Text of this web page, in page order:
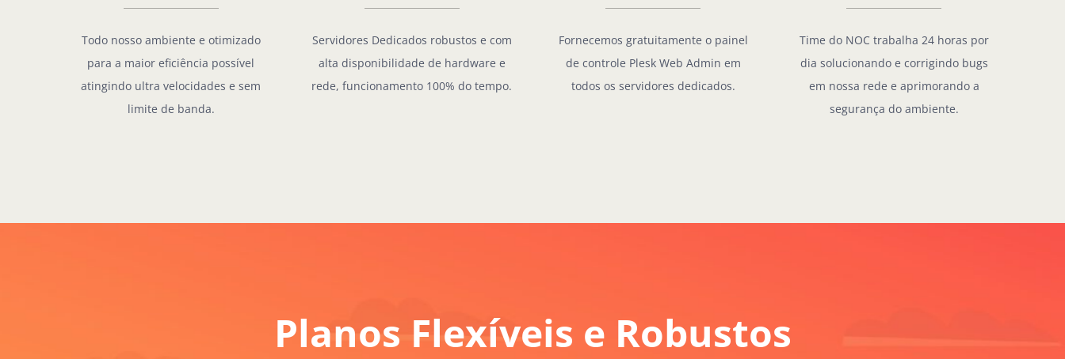
Todo nosso ambiente e otimizado
para a maior eficiência possível
atingindo ultra velocidades e sem
limite de banda.
Servidores Dedicados robustos e com
alta disponibilidade de hardware e
rede, funcionamento 100% do tempo.
Fornecemos gratuitamente o painel
de controle Plesk Web Admin em
todos os servidores dedicados.
Time do NOC trabalha 24 horas por
dia solucionando e corrigindo bugs
em nossa rede e aprimorando a
segurança do ambiente.
Planos Flexíveis e Robustos